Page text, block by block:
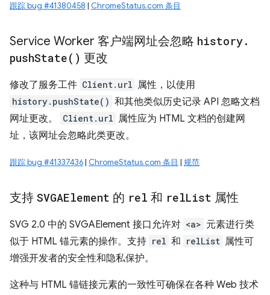
跟踪 bug #41380458 | ChromeStatus.com 条目
Service Worker 客户端网址会忽略 history.
pushState( ) 更改
修改了服务工件 Client.url 属性，以使用
history.pushState() 和其他类似历史记录 API 忽略文档
网址更改。
Client.url 属性应为 HTML 文档的创建网
址，该网址会忽略此类更改。
跟踪 bug #41337436| ChromeStatus.com 条目 | 规范
支持 SVGAElement 的 rel 和 relList 属性
SVG 2.0 中的 SVGAElement 接口允许对 <a> 元素进行类
似于 HTML 锚元素的操作。支持 rel 和 relList 属性可
增强开发者的安全性和隐私保护。
这种与 HTML 锚链接元素的一致性可确保在各种 Web 技术